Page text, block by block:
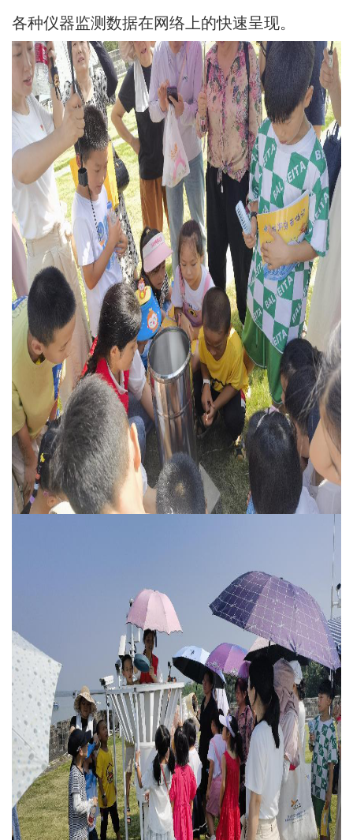
各种仪器监测数据在网络上的快速呈现。